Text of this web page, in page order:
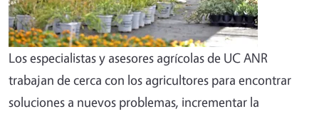
Los especialistas y asesores agrícolas de UC ANR
trabajan de cerca con los agricultores para encontrar
soluciones a nuevos problemas, incrementar la